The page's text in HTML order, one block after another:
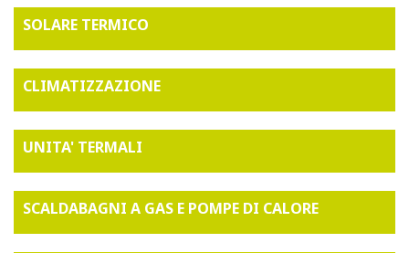
SOLARE TERMICO
CLIMATIZZAZIONE
UNITA' TERMALI
SCALDABAGNI A GAS E POMPE DI CALORE